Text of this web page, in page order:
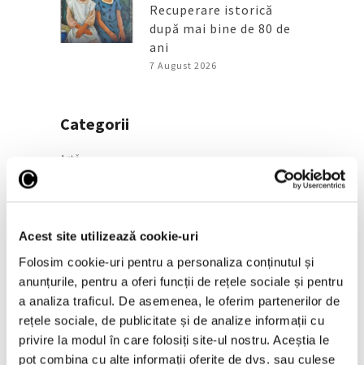
Acest site utilizează cookie-uri
Folosim cookie-uri pentru a personaliza conținutul și
anunțurile, pentru a oferi funcții de rețele sociale și pentru
a analiza traficul. De asemenea, le oferim partenerilor de
rețele sociale, de publicitate și de analize informații cu
privire la modul în care folosiți site-ul nostru. Aceștia le
pot combina cu alte informații oferite de dvs. sau culese
Recuperare istorică
după mai bine de 80 de
ani
7 August 2026
Categorii
Artǎ
Urmăreşte-ne pe
Arhivă